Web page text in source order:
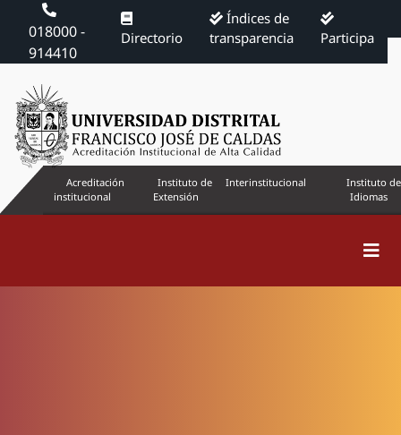
018000 -
914410
Directorio
Índices de
transparencia
Participa
Acreditación
institucional
Instituto de
Extensión
Interinstitucional
Instituto de
Idiomas